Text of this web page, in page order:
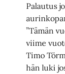
Palautus
”Tämän
viime
Timo
hän luki